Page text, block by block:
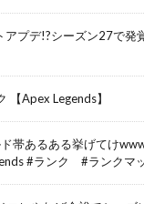
アプデ!?シーズン27で発
【Apex Legends】
ド帯あるある挙げてけ
#ランク #ランクマ